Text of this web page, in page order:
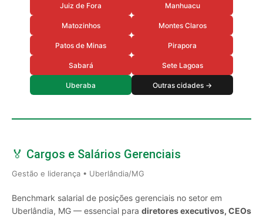
Juiz de Fora Manhuacu
Matozinhos Montes Claros
Patos de Minas Pirapora
Sabará Sete Lagoas
Uberaba Outras cidades →
🏅 Cargos e Salários Gerenciais
Gestão e liderança • Uberlândia/MG
Benchmark salarial de posições gerenciais no setor em
Uberlândia, MG — essencial para diretores executivos, CEOs